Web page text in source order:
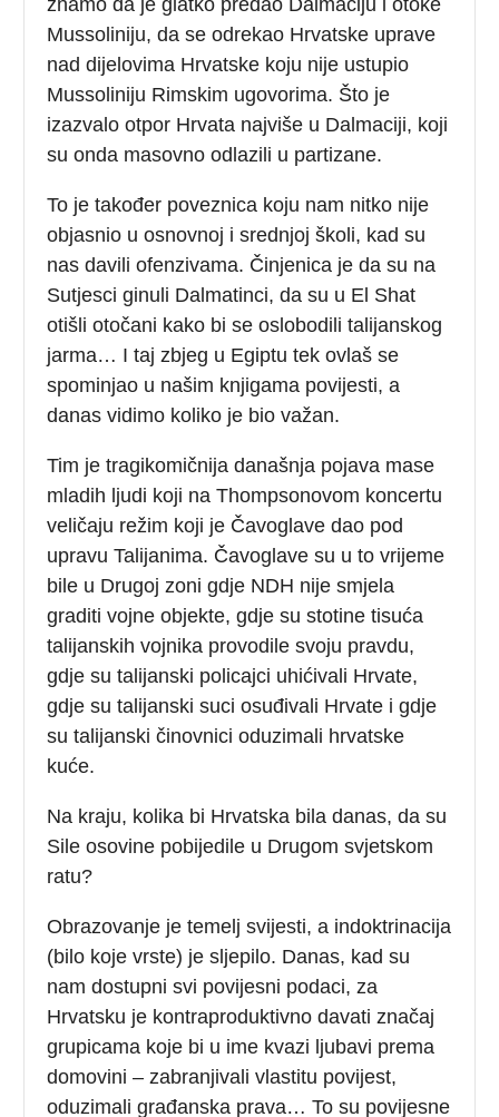
Mussoliniju, da se odrekao Hrvatske uprave
nad dijelovima Hrvatske koju nije ustupio
Mussoliniju Rimskim ugovorima. Što je
izazvalo otpor Hrvata najviše u Dalmaciji, koji
su onda masovno odlazili u partizane.
To je također poveznica koju nam nitko nije
objasnio u osnovnoj i srednjoj školi, kad su
nas davili ofenzivama. Činjenica je da su na
Sutjesci ginuli Dalmatinci, da su u El Shat
otišli otočani kako bi se oslobodili talijanskog
jarma… I taj zbjeg u Egiptu tek ovlaš se
spominjao u našim knjigama povijesti, a
danas vidimo koliko je bio važan.
Tim je tragikomičnija današnja pojava mase
mladih ljudi koji na Thompsonovom koncertu
veličaju režim koji je Čavoglave dao pod
upravu Talijanima. Čavoglave su u to vrijeme
bile u Drugoj zoni gdje NDH nije smjela
graditi vojne objekte, gdje su stotine tisuća
talijanskih vojnika provodile svoju pravdu,
gdje su talijanski policajci uhićivali Hrvate,
gdje su talijanski suci osuđivali Hrvate i gdje
su talijanski činovnici oduzimali hrvatske
kuće.
Na kraju, kolika bi Hrvatska bila danas, da su
Sile osovine pobijedile u Drugom svjetskom
ratu?
Obrazovanje je temelj svijesti, a indoktrinacija
(bilo koje vrste) je sljepilo. Danas, kad su
nam dostupni svi povijesni podaci, za
Hrvatsku je kontraproduktivno davati značaj
grupicama koje bi u ime kvazi ljubavi prema
domovini – zabranjivali vlastitu povijest,
oduzimali građanska prava… To su povijesne